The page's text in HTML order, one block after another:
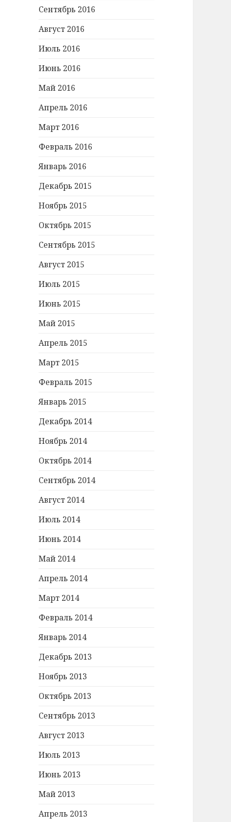
Сентябрь 2016
Август 2016
Июль 2016
Июнь 2016
Май 2016
Апрель 2016
Март 2016
Февраль 2016
Январь 2016
Декабрь 2015
Ноябрь 2015
Октябрь 2015
Сентябрь 2015
Август 2015
Июль 2015
Июнь 2015
Май 2015
Апрель 2015
Март 2015
Февраль 2015
Январь 2015
Декабрь 2014
Ноябрь 2014
Октябрь 2014
Сентябрь 2014
Август 2014
Июль 2014
Июнь 2014
Май 2014
Апрель 2014
Март 2014
Февраль 2014
Январь 2014
Декабрь 2013
Ноябрь 2013
Октябрь 2013
Сентябрь 2013
Август 2013
Июль 2013
Июнь 2013
Май 2013
Апрель 2013